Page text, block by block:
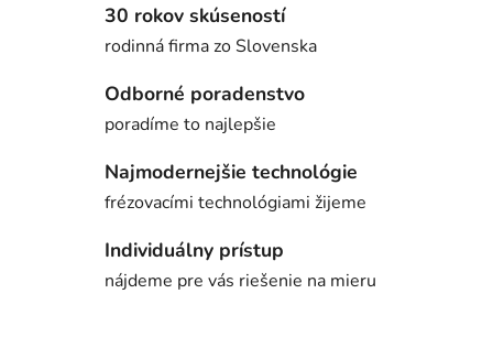
30 rokov skúseností
rodinná firma zo Slovenska
Odborné poradenstvo
poradíme to najlepšie
Najmodernejšie technológie
frézovacími technológiami žijeme
Individuálny prístup
nájdeme pre vás riešenie na mieru